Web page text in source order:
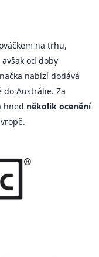
na trhu,
od doby
nabízí dodává
do Austrálie. Za
hned několik ocenění